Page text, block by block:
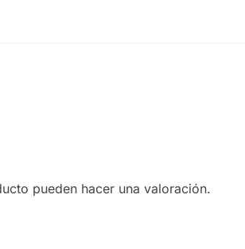
pueden hacer una valoración.